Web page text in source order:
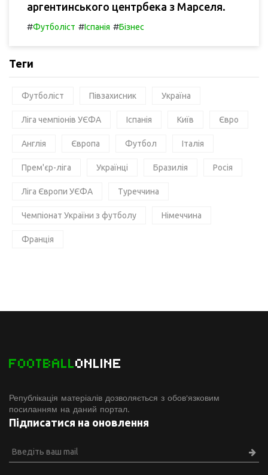
аргентинського центрбека з Марселя.
#Футболіст #Іспанія #Бізнес
Теги
Футболіст Півзахисник Україна
Ліга чемпіонів УЄФА Іспанія Київ Євро
Англія Європа Футбол Італія
Прем'єр-ліга Українці Бразилія Росія
Ліга Європи УЄФА Туреччина
Чемпіонат України з футболу Німеччина
Франція
FOOTBALLONLINE
Републікація матеріалів дозволяється з обов'язковим
посиланням на даний портал.
Підписатися на оновлення